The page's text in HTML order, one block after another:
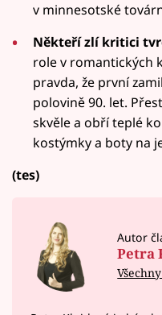
v minnesotské
Někteří zlí kritici
role v romantických
pravda, že první
polovině 90. let.
skvěle a obří teplé
kostýmky a boty na
(tes)
Autor
Petra